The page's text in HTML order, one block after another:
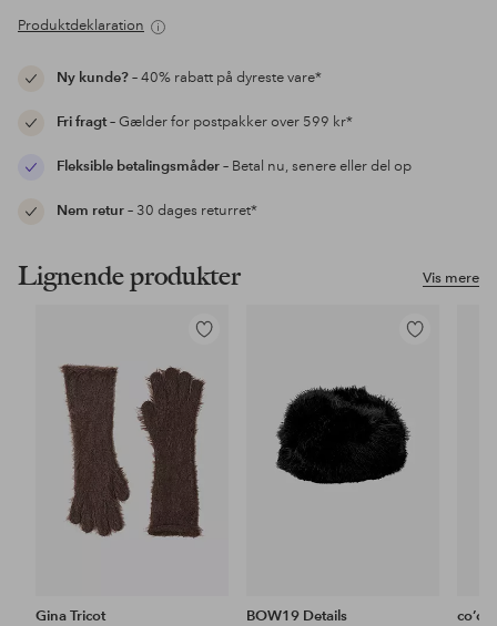
Produktdeklaration
Ny kunde?– 40% rabatt på dyreste vare*
Fri fragt– Gælder for postpakker over 599 kr*
Fleksible betalingsmåder– Betal nu, senere eller del op
Nem retur– 30 dages returret*
Vis mere
Lignende produkter
Tilføj
favoritter
Gina Tricot
Tilføj
BOW19 Details